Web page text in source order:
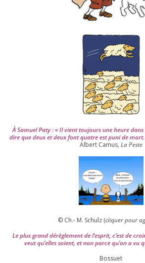
À Samuel Paty : « Il vient tou­jours une heure
dire que deux et deux font quatre est puni de mort.
Albert Camus, La Peste
© Ch.- M. Schulz (cli­quer pour
Le plus grand dérè­gle­ment de l’es­prit, c’est de
veut qu’elles soient, et non parce qu’on a vu
Bossuet